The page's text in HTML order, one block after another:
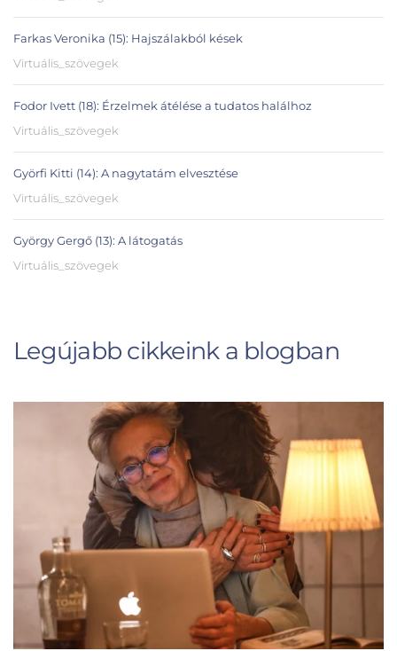
Farkas Veronika (15): Hajszálakból kések
Virtuális_szövegek
Fodor Ivett (18): Érzelmek átélése a tudatos halálhoz
Virtuális_szövegek
Györfi Kitti (14): A nagytatám elvesztése
Virtuális_szövegek
György Gergő (13): A látogatás
Virtuális_szövegek
Legújabb cikkeink a blogban